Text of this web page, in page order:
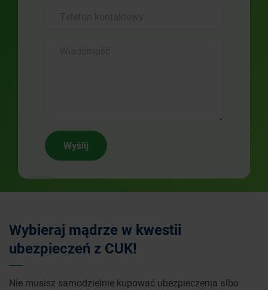
Wyślij
Wybieraj mądrze w kwestii
ubezpieczeń z CUK!
Nie musisz samodzielnie kupować ubezpieczenia albo